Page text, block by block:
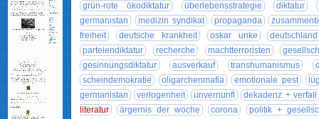
grün-rote ökodiktatur
überlebensstrategie
diktatur
germanistan
medizin syndikat propaganda
freiheit
deutsche krankheit oskar unke
parteiendiktatur
recherche machtterroristen
gesinnungsdiktatur
ausverkauf transhumanismus
scheindemokratie
oligarchenmafia emotionale pest
germanistan
verlogenheit unvernunft
dekadenz + verfall
literatur
ärgernis der woche corona
politik +